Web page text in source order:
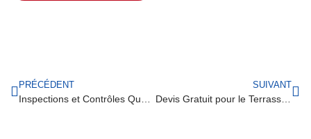
PRÉCÉDENT SUIVANT
Devis Gratuit pour le Terrassement de Piscine